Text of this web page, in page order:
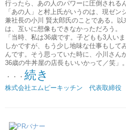
行ったら、あの人のパワーに圧倒される
「あの人」と村上氏がいうのは、現ゼ
兼社長の小川 賢太郎氏のことである。以
は、互いに想像もできなかっただろう。
「当時、私は36歳です。子どもも3人い
しかですが、もう少し地味な仕事もして
んです。そう思っていた時に、小川さん
36歳の牛丼屋の店長もいいかって／笑」。
・・・ 続き
株式会社エムピーキッチン 代表取締役